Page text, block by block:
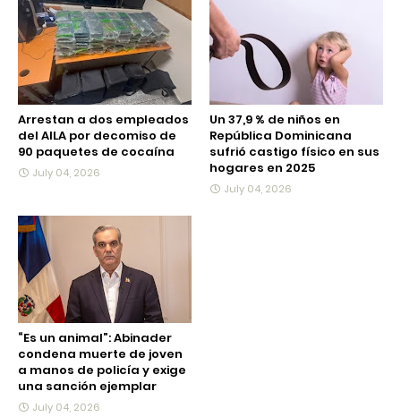
Arrestan a dos empleados
del AILA por decomiso de
90 paquetes de cocaína
July 04, 2026
Un 37,9 % de niños en
República Dominicana
sufrió castigo físico en sus
hogares en 2025
July 04, 2026
“Es un animal”: Abinader
condena muerte de joven
a manos de policía y exige
una sanción ejemplar
July 04, 2026